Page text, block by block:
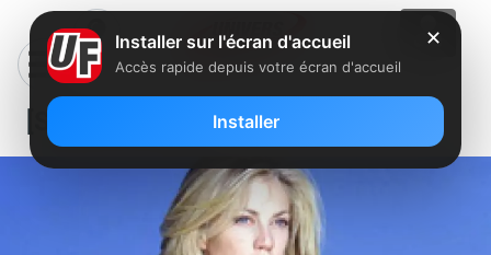
✕
Installer sur l'écran d'accueil
Accès rapide depuis votre écran d'accueil
Installer